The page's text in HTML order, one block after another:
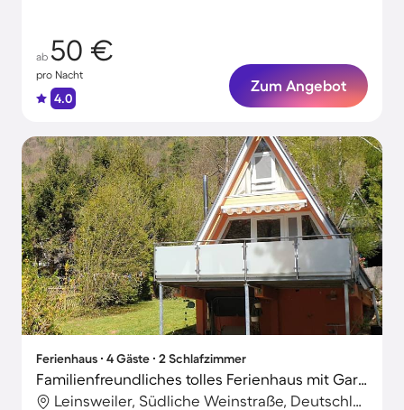
ab 50 €
pro Nacht
4.0
Zum Angebot
Ferienhaus ∙ 4 Gäste ∙ 2 Schlafzimmer
Familienfreundliches tolles Ferienhaus mit Garten und Terrasse | Bergblick | Hunde erlaubt
Leinsweiler, Südliche Weinstraße, Deutschland